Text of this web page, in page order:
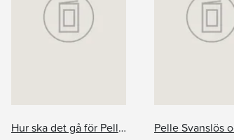
Hur ska det gå för Pelle Svanslös?